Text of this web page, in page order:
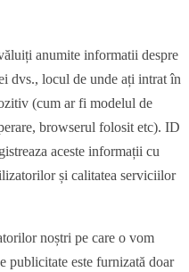
anumite informatii despre
dvs., locul de unde ați intrat în
(cum ar fi modelul de
browserul folosit etc). ID
aceste informații cu
și calitatea serviciilor
noștri pe care o vom
publicitate este furnizată doar